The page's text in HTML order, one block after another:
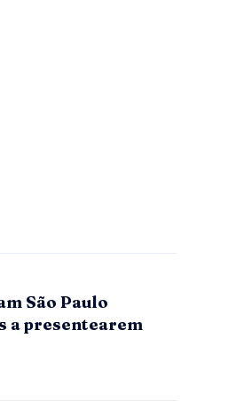
São Paulo
a presentearem